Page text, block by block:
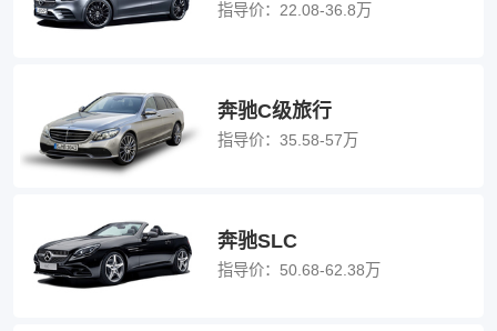
指导价： 22.08-36.8万
奔驰C级旅行
指导价： 35.58-57万
奔驰SLC
指导价： 50.68-62.38万